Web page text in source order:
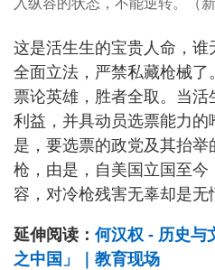
入纵容的状态，不能逆转。（新
这是活生生的宝贵人命，
全面立法，严禁私藏枪械
票论英雄，胜者全取。当
利益，并具动员选票能力
是，要选票的政党及其抬
枪，由是，自美国立国至
容，对冷枪残害无辜却是无
延伸阅读： 何汉权 - 历史与
之中国」｜教育现场